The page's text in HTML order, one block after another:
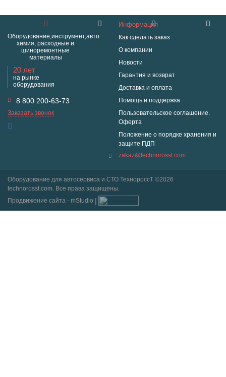
Оборудование,инструмент,авто
химия, расходные и
шиноремонтные
материалы
20 лет
на рынке
оборудования
8 800 200-63-73
Заказать звонок
Информация
Как сделать заказ
О компании
Новости
Гарантия и возврат
Доставка и оплата
Помощь и поддержка
Пользовательское соглашение.
Оферта
Положение о порядке хранения и
защите ПДП
zakaz@technorosst.com
Оборудование для автосервиса и СТО ТехнороссТ ©2026
technorosst.com. Все права защищены.
Продвижение сайта - mStudio